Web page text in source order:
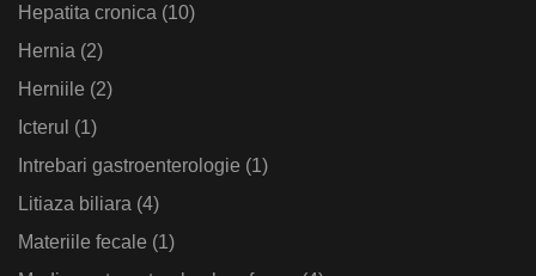
Hepatita cronica (10)
Hernia (2)
Herniile (2)
Icterul (1)
Intrebari gastroenterologie (1)
Litiaza biliara (4)
Materiile fecale (1)